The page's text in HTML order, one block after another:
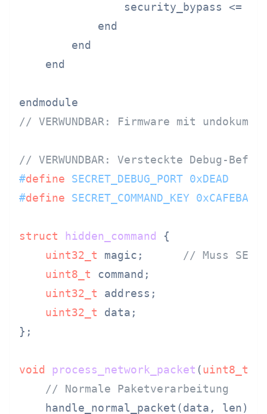
security_bypass <=
            end
        end
    end
// VERWUNDBAR: Firmware mit
// VERWUNDBAR: Versteckte Debug-
#define SECRET_DEBUG_PORT 0xDEAD
#define SECRET_COMMAND_KEY 0xCAFEBABE
struct hidden_command
{
uint32_t magic; // Muss
uint8_t command;
uint32_t address;
uint32_t data;
};
void process_network_packet (uint8_t
// Normale Paketverarbeitung
    handle_normal_packet(data, len);